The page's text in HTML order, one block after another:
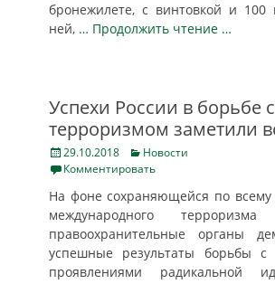
бронежилете, с винтовкой и 100
ней, … Продолжить чтение …
Успехи России в борьбе с
терроризмом заметили
Posted
on
29.10.2018 Categories
Новости
Комментировать
На фоне сохраняющейся по всему
международного терроризма
правоохранительные органы
успешные результаты борьбы с
проявлениями радикальной